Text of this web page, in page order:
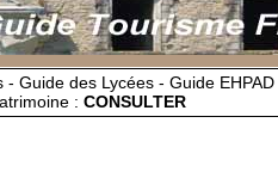
Guide des Lycées - Guide EHPAD
: CONSULTER